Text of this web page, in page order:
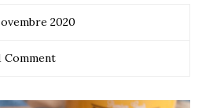
2020
Comment